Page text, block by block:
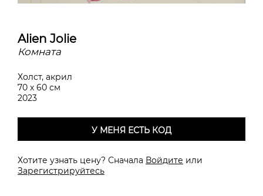
Alien Jolie
Комната
Холст, акрил
70 х 60 см
2023
У МЕНЯ ЕСТЬ КОД
Хотите узнать цену? Сначала Войдите или
Зарегистрируйтесь